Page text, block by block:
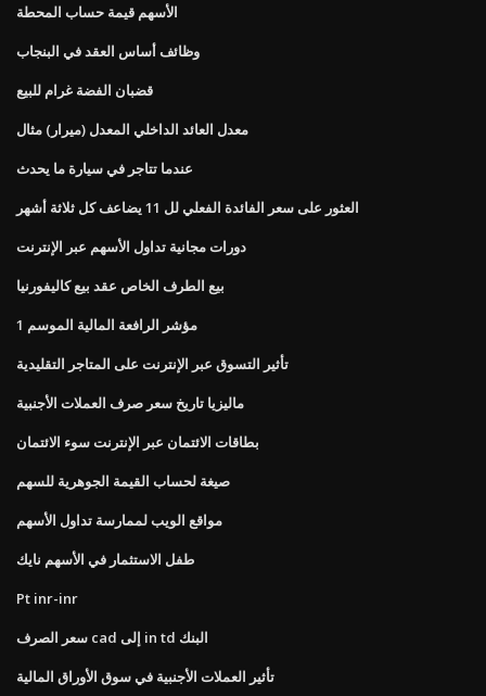
الأسهم قيمة حساب المحطة
وظائف أساس العقد في البنجاب
قضبان الفضة غرام للبيع
معدل العائد الداخلي المعدل (ميرار) مثال
عندما تتاجر في سيارة ما يحدث
العثور على سعر الفائدة الفعلي لل 11 يضاعف كل ثلاثة أشهر
دورات مجانية تداول الأسهم عبر الإنترنت
بيع الطرف الخاص عقد بيع كاليفورنيا
مؤشر الرافعة المالية الموسم 1
تأثير التسوق عبر الإنترنت على المتاجر التقليدية
ماليزيا تاريخ سعر صرف العملات الأجنبية
بطاقات الائتمان عبر الإنترنت سوء الائتمان
صيغة لحساب القيمة الجوهرية للسهم
مواقع الويب لممارسة تداول الأسهم
طفل الاستثمار في الأسهم نايك
Pt inr-inr
سعر الصرف cad إلى in td البنك
تأثير العملات الأجنبية في سوق الأوراق المالية